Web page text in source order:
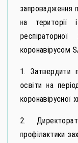
запровадження
на території
коронавірусом
1. Затвердити
освіти на
2.
профілактики